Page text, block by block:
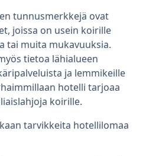
tunnusmerkkejä ovat
joissa on usein koirille
tai muita mukavuuksia.
tietoa lähialueen
ja lemmikeille
hotelli tarjoaa
koirille.
tarvikkeita hotellilomaa